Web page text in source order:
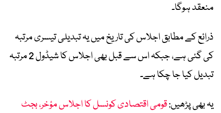
منعقد ہوگا۔
ذرائع کے مطابق اجلاس کی تاریخ میں یہ تبدیلی تیسری مرتبہ
کی گئی ہے، جبکہ اس سے قبل بھی اجلاس کا شیڈول 2 مرتبہ
تبدیل کیا جا چکا ہے۔
یہ بھی پڑھیں:قومی اقتصادی کونسل کا اجلاس مؤخر، بجٹ